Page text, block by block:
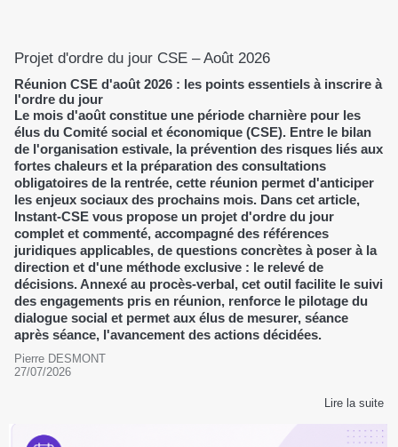
Projet d'ordre du jour CSE – Août 2026
Réunion CSE d'août 2026 : les points essentiels à inscrire à
l'ordre du jour
Le mois d'août constitue une période charnière pour les
élus du Comité social et économique (CSE). Entre le bilan
de l'organisation estivale, la prévention des risques liés aux
fortes chaleurs et la préparation des consultations
obligatoires de la rentrée, cette réunion permet d'anticiper
les enjeux sociaux des prochains mois. Dans cet article,
Instant-CSE vous propose un projet d'ordre du jour
complet et commenté, accompagné des références
juridiques applicables, de questions concrètes à poser à la
direction et d'une méthode exclusive : le relevé de
décisions. Annexé au procès-verbal, cet outil facilite le suivi
des engagements pris en réunion, renforce le pilotage du
dialogue social et permet aux élus de mesurer, séance
après séance, l'avancement des actions décidées.
Pierre DESMONT
27/07/2026
Lire la suite